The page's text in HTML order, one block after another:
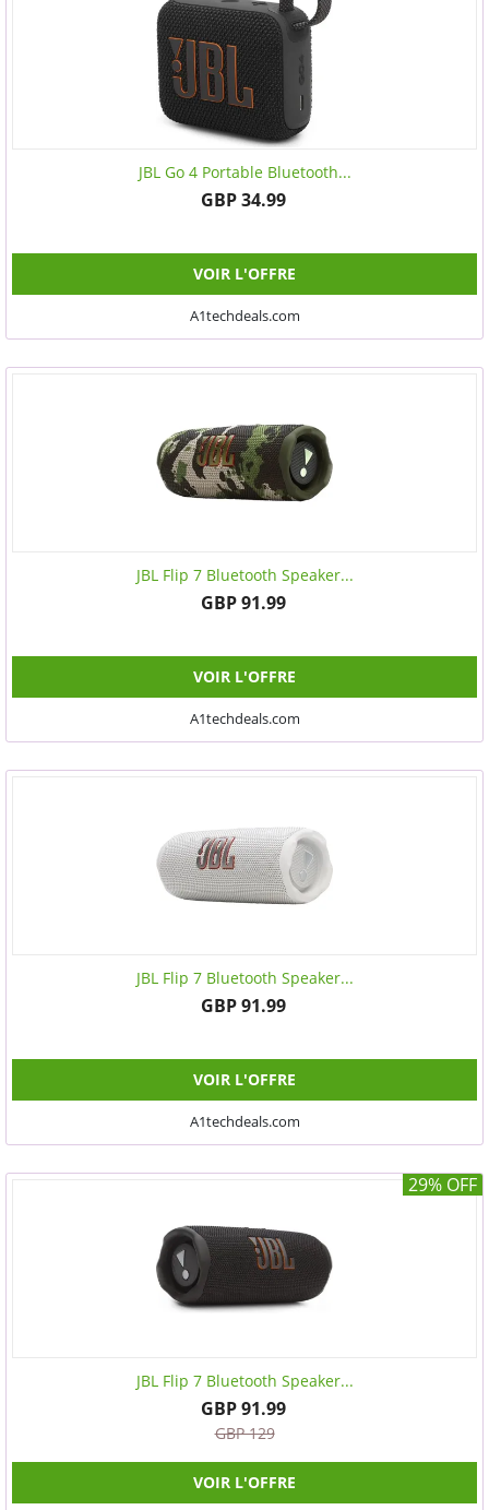
JBL Go 4 Portable Bluetooth...
GBP 34.99
VOIR L'OFFRE
A1techdeals.com
JBL Flip 7 Bluetooth Speaker...
GBP 91.99
VOIR L'OFFRE
A1techdeals.com
JBL Flip 7 Bluetooth Speaker...
GBP 91.99
VOIR L'OFFRE
A1techdeals.com
29% OFF
JBL Flip 7 Bluetooth Speaker...
GBP 91.99
GBP 129
VOIR L'OFFRE